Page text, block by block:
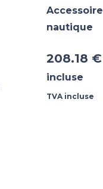
Accessoire
nautique
208.18 €
incluse
TVA incluse